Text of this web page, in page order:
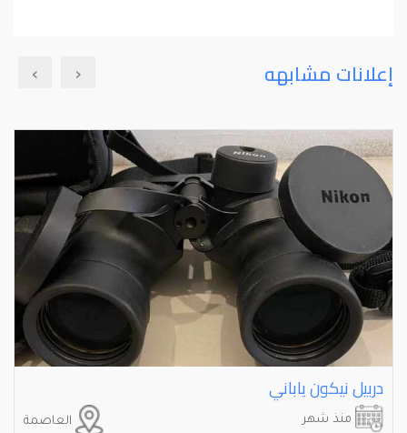
إعلانات مشابهه
دربيل نيكون ياباني
العاصمة منذ شهر
‹
›